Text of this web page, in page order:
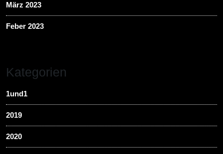
März 2023
Feber 2023
Kategorien
1und1
2019
2020